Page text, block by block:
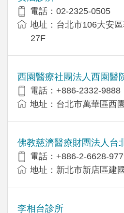
電話：02-2325-0505
地址：台北市106大安
27F
西園醫療社團法人西園醫
電話：+886-2332-9888
地址：台北市萬華區西
佛教慈濟醫療財團法人台
電話：+886-2-6628-
地址：新北市新店區建
李相台診所